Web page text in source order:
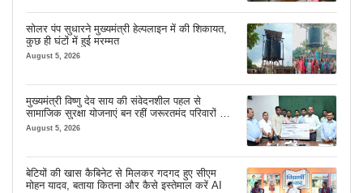
सोलर पंप सुधारने मुख्यमंत्री हेल्पलाइन में की शिकायत,
कुछ ही घंटों में हुई मरम्मत
August 5, 2026
मुख्यमंत्री विष्णु देव साय की संवेदनशील पहल से
सामाजिक सुरक्षा योजनाएं बन रहीं जरूरतमंद परिवारों का
मजबूत सहारा
August 5, 2026
बेटियों की खास कैबिनेट से मिलकर गदगद हुए सीएम
मोहन यादव, बताया कितना और कैसे इस्तेमाल करें AI